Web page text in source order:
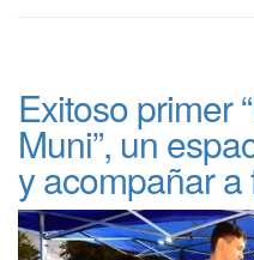
Exitoso primer
Muni”, un
y acompañar